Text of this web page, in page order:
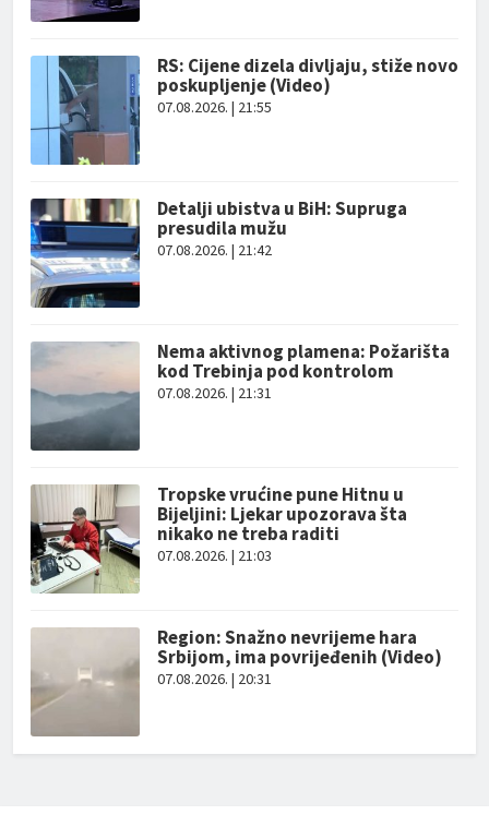
RS: Cijene dizela divljaju, stiže novo
poskupljenje (Video)
07.08.2026. | 21:55
Detalji ubistva u BiH: Supruga
presudila mužu
07.08.2026. | 21:42
Nema aktivnog plamena: Požarišta
kod Trebinja pod kontrolom
07.08.2026. | 21:31
Tropske vrućine pune Hitnu u
Bijeljini: Ljekar upozorava šta
nikako ne treba raditi
07.08.2026. | 21:03
Region: Snažno nevrijeme hara
Srbijom, ima povrijeđenih (Video)
07.08.2026. | 20:31